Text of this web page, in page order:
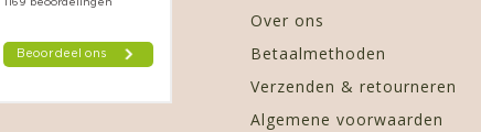
Over ons
Betaalmethoden
Verzenden & retourneren
Algemene voorwaarden